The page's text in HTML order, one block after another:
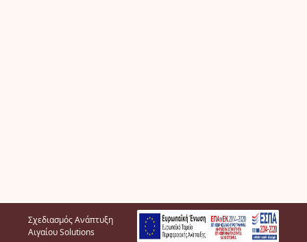
Σχεδιασμός Ανάπτυξη
Αιγαίου Solutions